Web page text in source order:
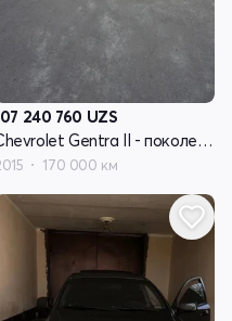
240 760 UZS
Chevrolet Gentra II - поколение
170 000 км